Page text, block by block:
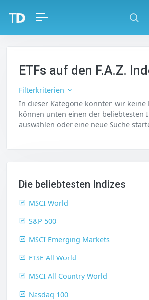
ETFs auf den F.A.Z.
Filterkriterien
In dieser Kategorie konnten wir keine
können unten einen der beliebtesten
auswählen oder eine neue Suche
Die beliebtesten Indizes
MSCI World
S&P 500
MSCI Emerging Markets
FTSE All World
MSCI All Country World
Nasdaq 100